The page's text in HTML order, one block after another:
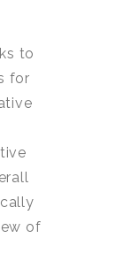
to
for
of